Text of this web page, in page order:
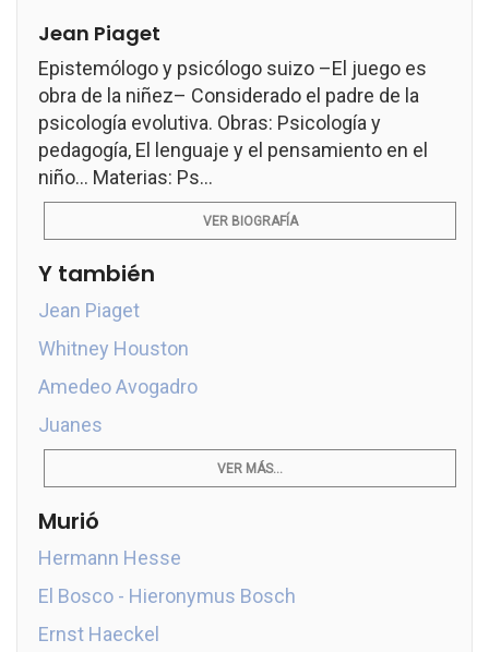
Jean Piaget
Epistemólogo y psicólogo suizo –El juego es
obra de la niñez– Considerado el padre de la
psicología evolutiva. Obras: Psicología y
pedagogía, El lenguaje y el pensamiento en el
niño... Materias: Ps...
VER BIOGRAFÍA
Y también
Jean Piaget
Whitney Houston
Amedeo Avogadro
Juanes
VER MÁS...
Murió
Hermann Hesse
El Bosco - Hieronymus Bosch
Ernst Haeckel